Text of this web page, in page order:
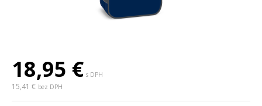
18,95 € s DPH
15,41 € bez DPH